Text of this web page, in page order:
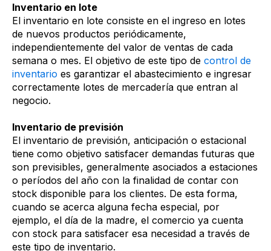
Inventario en lote
El inventario en lote consiste en el ingreso en lotes
de nuevos productos periódicamente,
independientemente del valor de ventas de cada
semana o mes. El objetivo de este tipo de control de
inventario es garantizar el abastecimiento e ingresar
correctamente lotes de mercadería que entran al
negocio.
Inventario de previsión
El inventario de previsión, anticipación o estacional
tiene como objetivo satisfacer demandas futuras que
son previsibles, generalmente asociados a estaciones
o períodos del año con la finalidad de contar con
stock disponible para los clientes. De esta forma,
cuando se acerca alguna fecha especial, por
ejemplo, el día de la madre, el comercio ya cuenta
con stock para satisfacer esa necesidad a través de
este tipo de inventario.